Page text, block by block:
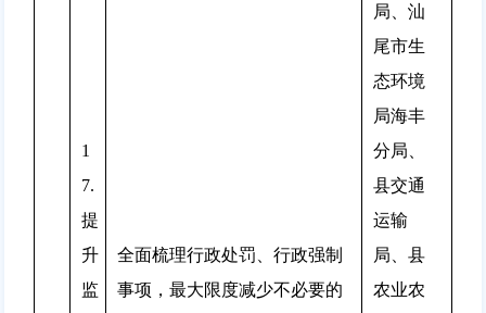
1
7.
提
升
监
全面梳理行政处罚、行政强制
事项，最大限度减少不必要的
局、汕
尾市生
态环境
局海丰
分局、
县交通
运输
局、县
农业农